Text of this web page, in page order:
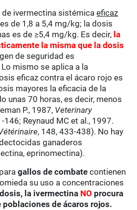
de ivermectina sistémicaeficaz
de 1,8 a 5,4 mg/kg; la dosis
es de ≥5,4 mg/kg. Es decir, la
la misma que la dosis
de seguridad es
mismo se aplica a la
eficaz contra el ácaro rojo es
mayores la eficacia de la
unas 70 horas, es decir, menos
P., 1987, Veterinary
146; Reynaud MC et al., 1997.
, 148, 433-438). No hay
ganaderos
eprinomectina).
gallos de combate contienen
su uso a concentraciones
la ivermectina NO procura
de ácaros rojos.